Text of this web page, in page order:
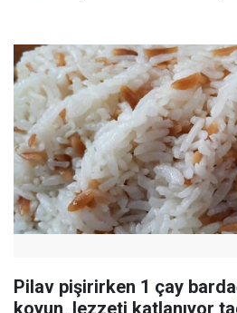
Pilav pişirirken 1 çay
koyun, lezzeti katlanıyor